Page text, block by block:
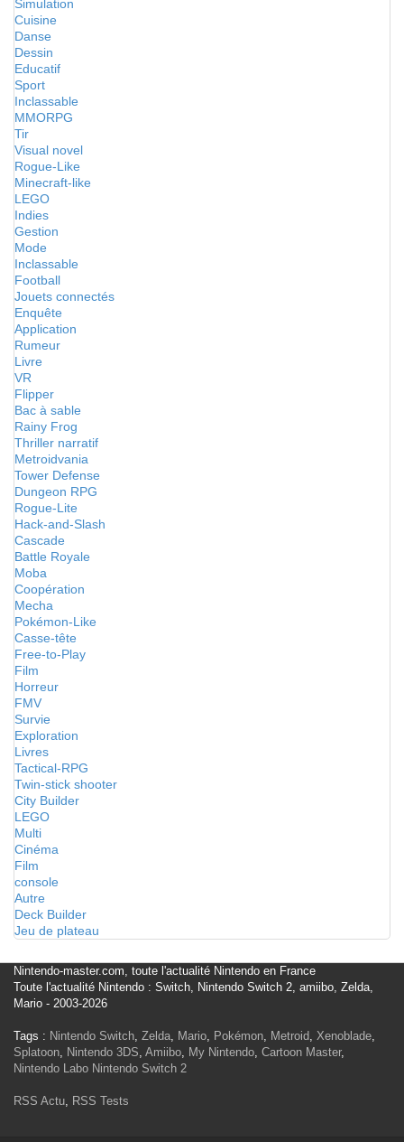
Simulation
Cuisine
Danse
Dessin
Educatif
Sport
Inclassable
MMORPG
Tir
Visual novel
Rogue-Like
Minecraft-like
LEGO
Indies
Gestion
Mode
Inclassable
Football
Jouets connectés
Enquête
Application
Rumeur
Livre
VR
Flipper
Bac à sable
Rainy Frog
Thriller narratif
Metroidvania
Tower Defense
Dungeon RPG
Rogue-Lite
Hack-and-Slash
Cascade
Battle Royale
Moba
Coopération
Mecha
Pokémon-Like
Casse-tête
Free-to-Play
Film
Horreur
FMV
Survie
Exploration
Livres
Tactical-RPG
Twin-stick shooter
City Builder
LEGO
Multi
Cinéma
Film
console
Autre
Deck Builder
Jeu de plateau
Nintendo-master.com, toute l'actualité Nintendo en France
Toute l'actualité Nintendo : Switch, Nintendo Switch 2, amiibo, Zelda,
Mario - 2003-2026
Tags : Nintendo Switch, Zelda, Mario, Pokémon, Metroid, Xenoblade,
Splatoon, Nintendo 3DS, Amiibo, My Nintendo, Cartoon Master,
Nintendo Labo Nintendo Switch 2
RSS Actu, RSS Tests